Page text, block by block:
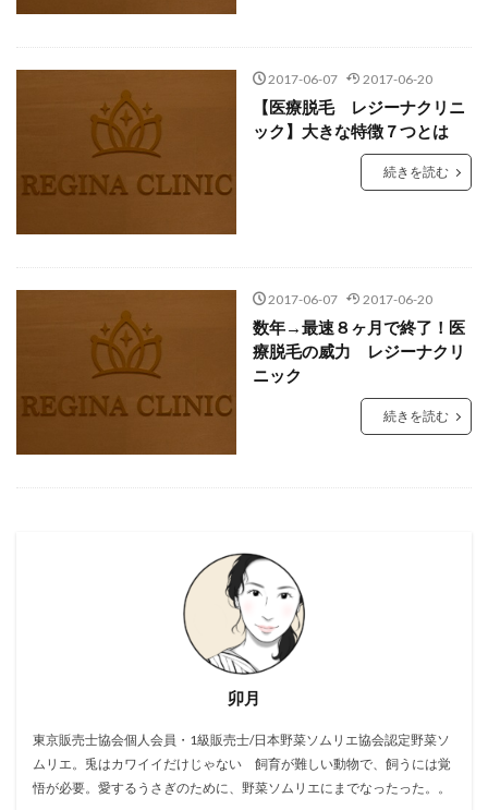
2017-06-07 2017-06-20
【医療脱毛 レジーナクリニ
ック】大きな特徴７つとは
続きを読む
2017-06-07 2017-06-20
数年→最速８ヶ月で終了！医
療脱毛の威力 レジーナクリ
ニック
続きを読む
卯月
東京販売士協会個人会員・1級販売士/日本野菜ソムリエ協会認定野菜ソ
ムリエ。兎はカワイイだけじゃない 飼育が難しい動物で、飼うには覚
悟が必要。愛するうさぎのために、野菜ソムリエにまでなったった。。